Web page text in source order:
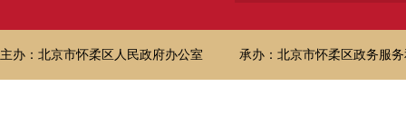
主办：北京市怀柔区人民政府办公室 承办：北京市怀柔区政务服